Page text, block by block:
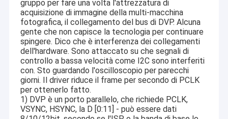
Richiedere un preventivo
Moduli della macchina fotografica dell'OEM
Modulo della macchina fotografica di USB
Modulo della macchina fotografica di MIPI
gruppo per fare una volta l'attrezzatura di
acquisizione di immagine della multi-macchina
fotografica, il collegamento del bus di DVP. Alcuna
gente che non capisce la tecnologia per continuare
spingere. Dico che è interferenza dei collegamenti
dell'hardware. Sono attaccato su che segnali di
controllo a bassa velocità come I2C sono interferiti
con. Sto guardando l'oscilloscopio per parecchi
giorni. Il driver riduce il frame per secondo di PCLK
per ottenerlo fatto.
1) DVP è un porto parallelo, che richiede PCLK,
VSYNC, HSYNC, la D [0:11] - può essere dati